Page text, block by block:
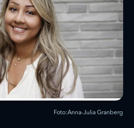
Foto:Anna-Julia Granberg